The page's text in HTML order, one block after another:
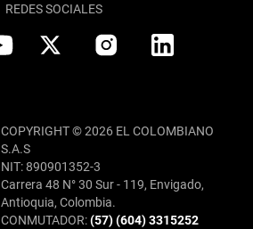
REDES SOCIALES
COPYRIGHT © 2026 EL COLOMBIANO
S.A.S
NIT: 890901352-3
Carrera 48 N° 30 Sur - 119, Envigado,
Antioquia, Colombia.
CONMUTADOR:(57) (604) 3315252